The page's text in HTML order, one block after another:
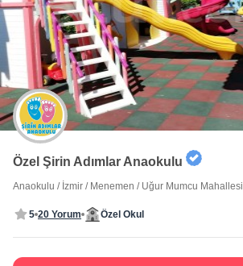
Özel Şirin Adımlar Anaokulu
Anaokulu / İzmir / Menemen / Uğur Mumcu Mahallesi
5 20 Yorum Özel Okul